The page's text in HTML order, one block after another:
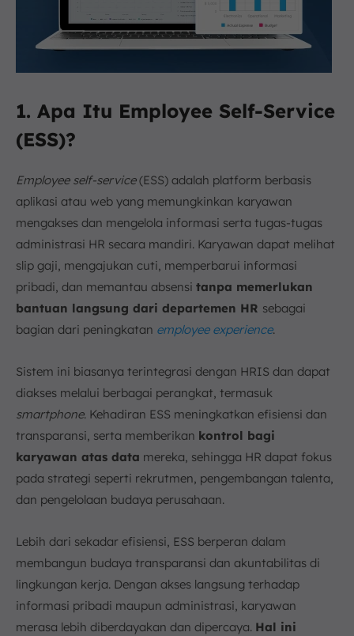
1. Apa Itu Employee Self-Service
(ESS)?
Employee self-service(ESS) adalah platform berbasis
aplikasi atau web yang memungkinkan karyawan
mengakses dan mengelola informasi serta tugas-tugas
administrasi HR secara mandiri. Karyawan dapat melihat
slip gaji, mengajukan cuti, memperbarui informasi
pribadi, dan memantau absensi tanpa memerlukan
bantuan langsung dari departemen HR sebagai
bagian dari peningkatan employee experience.
Sistem ini biasanya terintegrasi dengan HRIS dan dapat
diakses melalui berbagai perangkat, termasuk
smartphone. Kehadiran ESS meningkatkan efisiensi dan
transparansi, serta memberikan kontrol bagi
karyawan atas data mereka, sehingga HR dapat fokus
pada strategi seperti rekrutmen, pengembangan talenta,
dan pengelolaan budaya perusahaan.
Lebih dari sekadar efisiensi, ESS berperan dalam
membangun budaya transparansi dan akuntabilitas di
lingkungan kerja. Dengan akses langsung terhadap
informasi pribadi maupun administrasi, karyawan
merasa lebih diberdayakan dan dipercaya. Hal ini